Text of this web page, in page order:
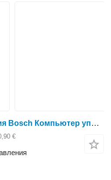
Система радиоуправления Bosch Компьютер управления Fendt Лифтовый модуль EHR Bosch 0538201011 3 для Massey Ferguson Fendt
€